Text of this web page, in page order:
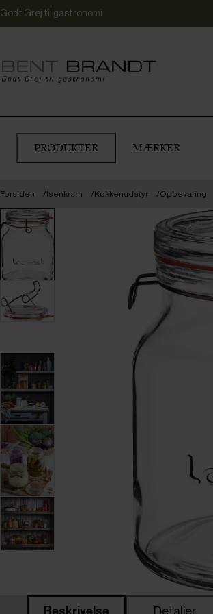
Godt Grej til gastronomi
PRODUKTER MÆRKER
Forsiden Isenkram Køkkenudstyr Opbevaring
Beskrivelse Detaljer